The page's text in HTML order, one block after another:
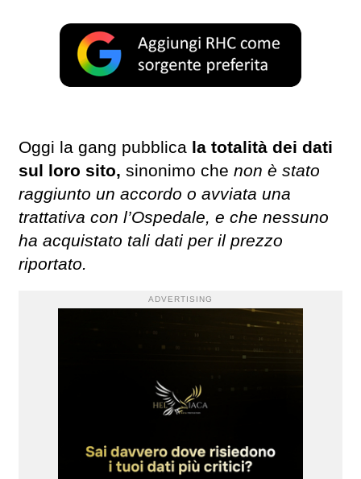
Oggi la gang pubblica la totalità dei dati
sul loro sito, sinonimo che non è stato
raggiunto un accordo o avviata una
trattativa con l’Ospedale, e che nessuno
ha acquistato tali dati per il prezzo
riportato.
ADVERTISING